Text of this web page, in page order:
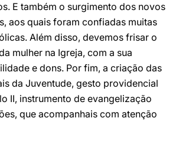
E também o surgimento dos novos
aos quais foram confiadas muitas
Além disso, devemos frisar o
mulher na Igreja, com a sua
e dons. Por fim, a criação das
da Juventude, gesto providencial
II, instrumento de evangelização
que acompanhais com atenção